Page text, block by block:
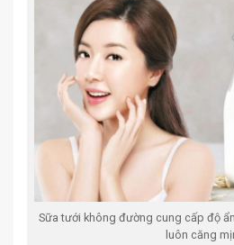
Sữa tưới không đường cung cấp độ
luôn căng